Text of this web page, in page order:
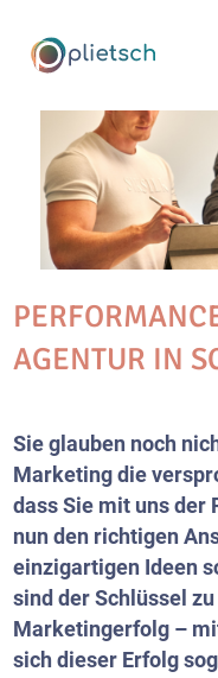
AGENTUR IN
Sie glauben noch
Marketing die
dass Sie mit uns der
nun den richtigen
einzigartigen Ideen
sind der Schlüssel
Marketingerfolg –
sich dieser Erfolg